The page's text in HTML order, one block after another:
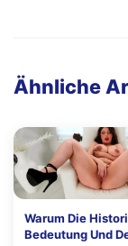
Ähnliche
Warum Die
Bedeutung Und